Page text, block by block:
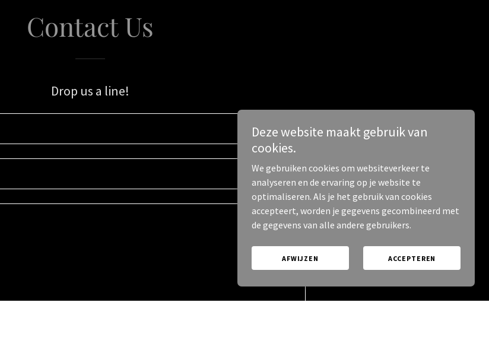
Contact Us
Drop us a line!
Deze website maakt gebruik van
cookies.
We gebruiken cookies om websiteverkeer te
analyseren en de ervaring op je website te
optimaliseren. Als je het gebruik van cookies
accepteert, worden je gegevens gecombineerd met
de gegevens van alle andere gebruikers.
AFWIJZEN ACCEPTEREN